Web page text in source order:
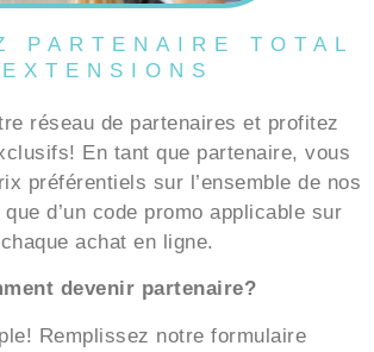
PARTENAIRE TOTAL
EXTENSIONS
réseau de partenaires et profitez
En tant que partenaire, vous
préférentiels sur l’ensemble de nos
d’un code promo applicable sur
chaque achat en ligne.
devenir partenaire?
Remplissez notre formulaire